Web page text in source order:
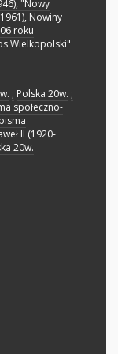
"Nowy
Nowiny
roku
Wielkopolski"
; Polska 20w. ;
społeczno-
II (1920-
20w.